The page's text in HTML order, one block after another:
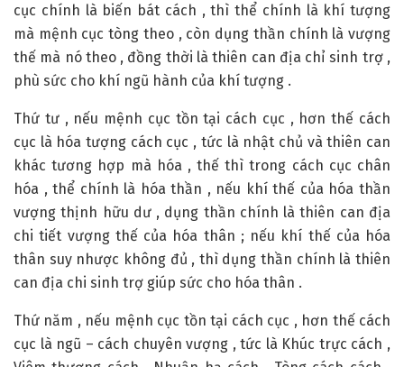
cục chính là biến bát cách , thì thể chính là khí tượng
mà mệnh cục tòng theo , còn dụng thần chính là vượng
thế mà nó theo , đồng thời là thiên can địa chỉ sinh trợ ,
phù sức cho khí ngũ hành của khí tượng .
Thứ tư , nếu mệnh cục tồn tại cách cục , hơn thế cách
cục là hóa tượng cách cục , tức là nhật chủ và thiên can
khác tương hợp mà hóa , thế thì trong cách cục chân
hóa , thể chính là hóa thần , nếu khí thế của hóa thần
vượng thịnh hữu dư , dụng thần chính là thiên can địa
chi tiết vượng thế của hóa thân ; nếu khí thế của hóa
thân suy nhược không đủ , thì dụng thần chính là thiên
can địa chi sinh trợ giúp sức cho hóa thân .
Thứ năm , nếu mệnh cục tồn tại cách cục , hơn thế cách
cục là ngũ – cách chuyên vượng , tức là Khúc trực cách ,